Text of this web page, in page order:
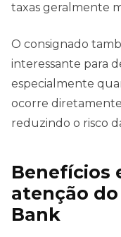
taxas geralmente
O consignado
interessante para
especialmente
ocorre
reduzindo o risco
Benefícios
atenção
Bank